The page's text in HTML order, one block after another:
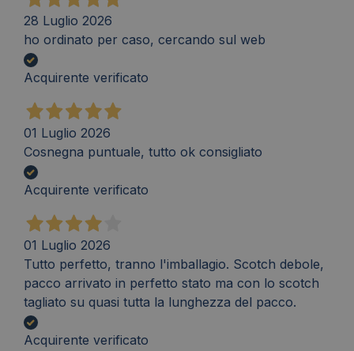
28 Luglio 2026
ho ordinato per caso, cercando sul web
Acquirente verificato
01 Luglio 2026
Cosnegna puntuale, tutto ok consigliato
Acquirente verificato
01 Luglio 2026
Tutto perfetto, tranno l'imballagio. Scotch debole,
pacco arrivato in perfetto stato ma con lo scotch
tagliato su quasi tutta la lunghezza del pacco.
Acquirente verificato